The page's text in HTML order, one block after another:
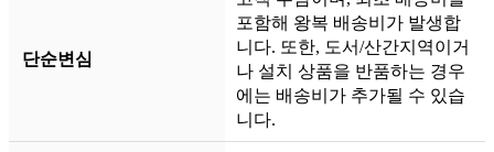
단순변심
포함해 왕복 배송비가 발생합
니다. 또한, 도서/산간지역이거
나 설치 상품을 반품하는 경우
에는 배송비가 추가될 수 있습
니다.